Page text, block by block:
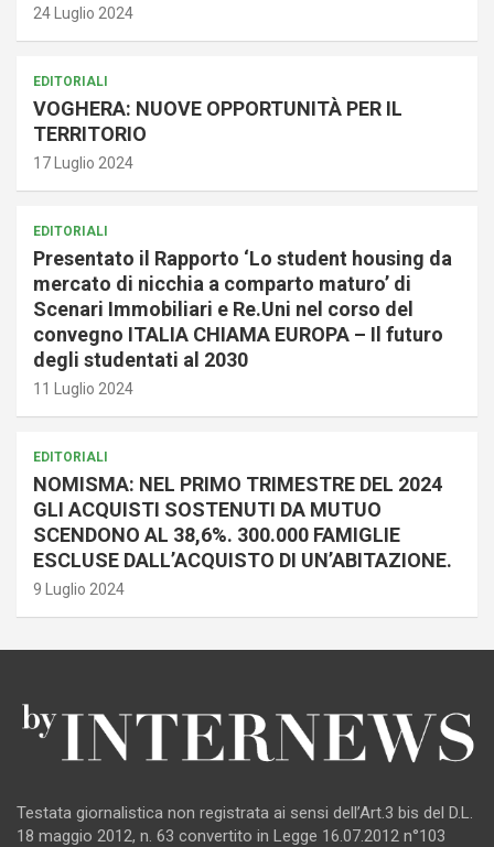
24 Luglio 2024
EDITORIALI
VOGHERA: NUOVE OPPORTUNITÀ PER IL
TERRITORIO
17 Luglio 2024
EDITORIALI
Presentato il Rapporto ‘Lo student housing da
mercato di nicchia a comparto maturo’ di
Scenari Immobiliari e Re.Uni nel corso del
convegno ITALIA CHIAMA EUROPA – Il futuro
degli studentati al 2030
11 Luglio 2024
EDITORIALI
NOMISMA: NEL PRIMO TRIMESTRE DEL 2024
GLI ACQUISTI SOSTENUTI DA MUTUO
SCENDONO AL 38,6%. 300.000 FAMIGLIE
ESCLUSE DALL’ACQUISTO DI UN’ABITAZIONE.
9 Luglio 2024
Testata giornalistica non registrata ai sensi dell’Art.3 bis del D.L.
18 maggio 2012, n. 63 convertito in Legge 16.07.2012 n°103